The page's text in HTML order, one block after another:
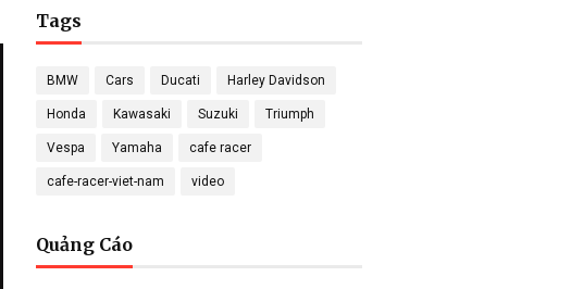
Tags
BMW Cars Ducati Harley Davidson
Honda Kawasaki Suzuki Triumph
Vespa Yamaha cafe racer
cafe-racer-viet-nam video
Quảng Cáo